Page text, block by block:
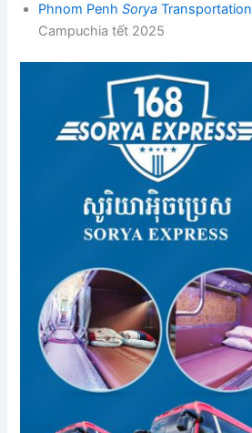
Phnom PenhSorya Transportation
Campuchia tết 2025